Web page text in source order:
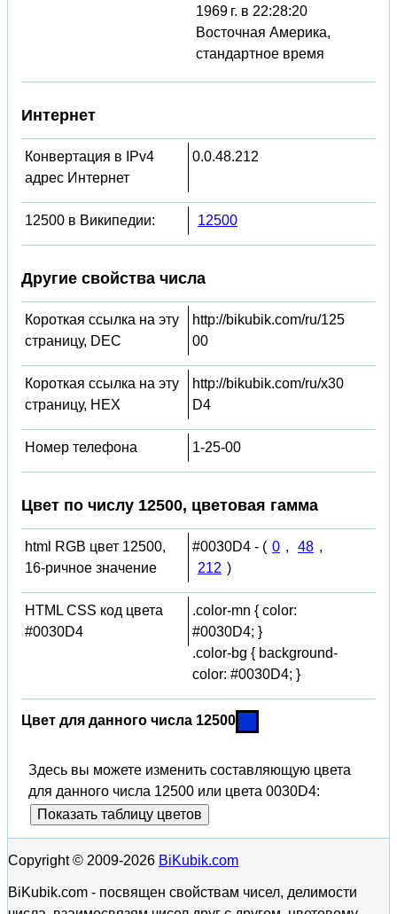
1969 г. в 22:28:20
Восточная Америка,
стандартное время
Интернет
Конвертация в IPv4
адрес Интернет
0.0.48.212
12500 в Википедии: 12500
Другие свойства числа
Короткая ссылка на эту
страницу, DEC
http://bikubik.com/ru/125
00
Короткая ссылка на эту
страницу, HEX
http://bikubik.com/ru/x30
D4
Номер телефона 1-25-00
Цвет по числу 12500, цветовая гамма
html RGB цвет 12500,
16-ричное значение
#0030D4 - ( 0 , 48 ,
212 )
HTML CSS код цвета
#0030D4
.color-mn { color:
#0030D4; }
.color-bg { background-
color: #0030D4; }
Цвет для данного числа 12500
Здесь вы можете изменить составляющую цвета
для данного числа 12500 или цвета 0030D4:
Показать таблицу цветов
Copyright © 2009-2026 BiKubik.com
BiKubik.com - посвящен свойствам чисел, делимости